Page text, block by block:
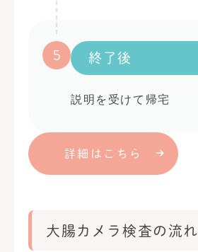
5 終了後
説明を受けて帰宅
詳細はこちら
大腸カメラ検査の流れ